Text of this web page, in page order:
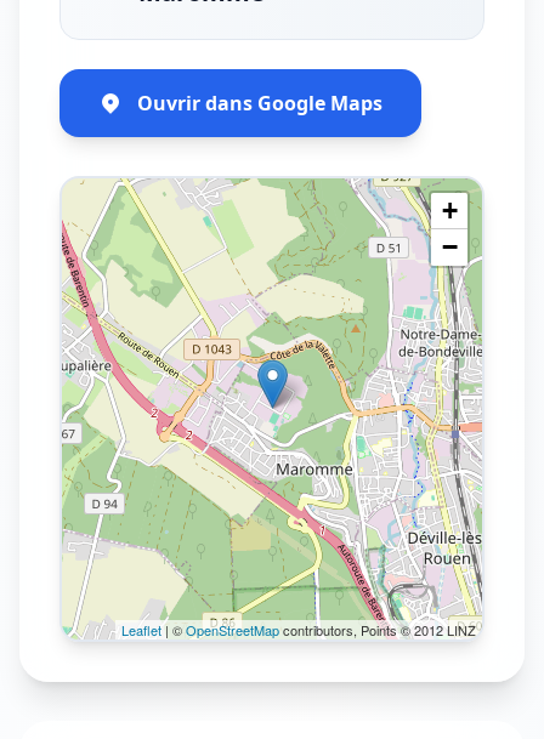
Ouvrir dans Google Maps
+
−
Leaflet| ©OpenStreetMapcontributors, Points © 2012 LINZ